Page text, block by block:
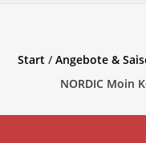
Start /Angebote &
NORDIC Moin